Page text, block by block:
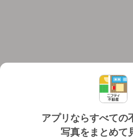
アプリならすべての
写真をまとめて
個人情報保護ポリシー